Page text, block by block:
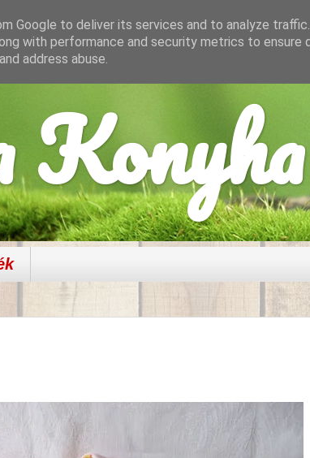
Google to deliver its services and to analyze
with performance and security metrics to ensure
address abuse.